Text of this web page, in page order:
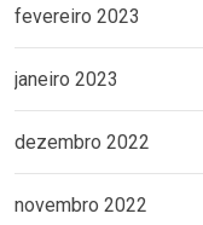
fevereiro 2023
janeiro 2023
dezembro 2022
novembro 2022